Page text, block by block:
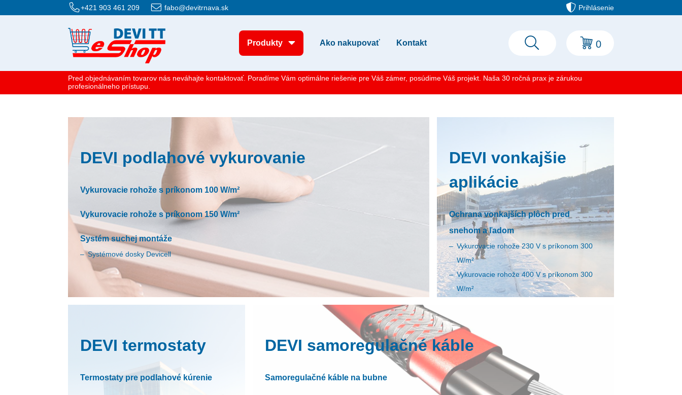
+421 903 461 209 fabo@devitrnava.sk Prihlásenie
Produkty Ako nakupovať Kontakt 0
Pred objednávaním tovarov nás neváhajte kontaktovať. Poradíme Vám optimálne riešenie pre Váš zámer, posúdime Váš projekt. Naša 30 ročná prax je zárukou
profesionálneho prístupu.
DEVI podlahové vykurovanie
Vykurovacie rohože s príkonom 100 W/m²
Vykurovacie rohože s príkonom 150 W/m²
Systém suchej montáže
Systémové dosky Devicell
DEVI vonkajšie
aplikácie
Ochrana vonkajších plôch pred
snehom a ľadom
Vykurovacie rohože 230 V s príkonom 300
W/m²
Vykurovacie rohože 400 V s príkonom 300
W/m²
Ochrana dažďových žľabov pred
zamrznutím
Vykurovacie káble 230 V s príkonom 20 W/m
Vykurovacie káble 400 V s príkonom 20 W/m
DEVI termostaty
Termostaty pre podlahové kúrenie
DEVI samoregulačné káble
Samoregulačné káble na bubne